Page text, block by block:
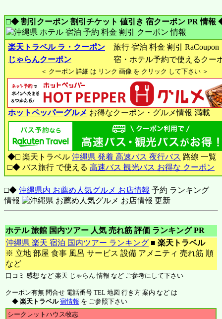
□◆ 割引クーポン 割引チケット 値引き 宿クーポン PR 情報
楽天トラベル ラ・クーポン
旅行 宿泊 料金 割引 RaCoupon
じゃらんクーポン
宿・ホテル予約で使えるクー
＜ クーポン 詳細 は リンク 画像 を クリック して下さい ＞
ホットペッパーグルメ お得なクーポン・グルメ情報 満載
◆□ 楽天トラベル 沖縄県 発着 高速バス 夜行バス 路線 一覧
□◆ バス旅行 で使える 高速バス 観光バス お得な クーポン
□◆ 沖縄県内 お薦め人気グルメ お店情報 予約 ランキング
情報
ホテル 旅館 国内ツアー 人気 売れ筋 評価 ランキング PR
沖縄県 楽天 宿泊 国内ツアー ランキング ■ 楽天トラベル
※ 立地 部屋 食事 風呂 サービス 設備 アメニティ 売れ筋 順
など
口コミ 感想 など 楽天 じゃらん 情報 など ご参考にして下さい
クーポン有無 問合せ 電話番号 TEL 地図 行き方 案内 など は
◆ 楽天トラベル 宿情報 を ご参照下さい
シークレットハウス牧志